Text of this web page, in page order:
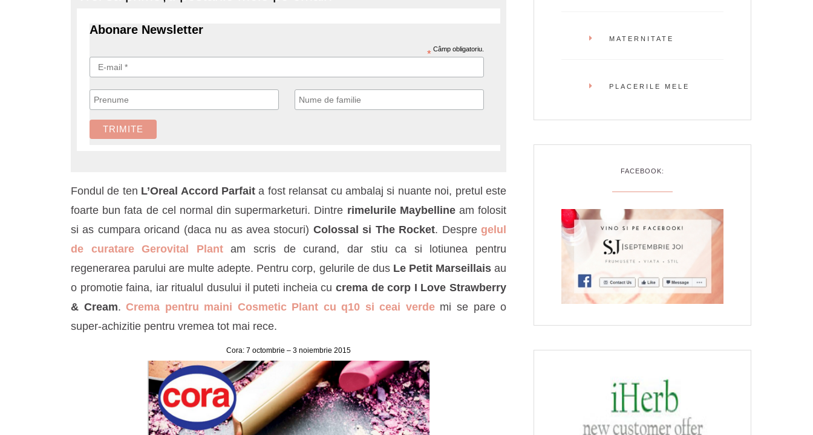
Abonare Newsletter
* Câmp obligatoriu.
Fondul de ten L’Oreal Accord Parfait a fost relansat cu ambalaj si nuante noi, pretul este
foarte bun fata de cel normal din supermarketuri. Dintre rimelurile Maybellineam folosit
si as cumpara oricand (daca nu as avea stocuri) Colossal si The Rocket. Despregelul
de curatare Gerovital Plantam scris de curand, dar stiu ca si lotiunea pentru
regenerarea parului are multe adepte. Pentru corp, gelurile de dus Le Petit Marseillaisau
o promotie faina, iar ritualul dusului il puteti incheia cu crema de corp I Love Strawberry
& Cream.Crema pentru maini Cosmetic Plant cu q10 si ceai verdemi se pare o
super-achizitie pentru vremea tot mai rece.
Cora: 7 octombrie – 3 noiembrie 2015
MATERNITATE
PLACERILE MELE
FACEBOOK: